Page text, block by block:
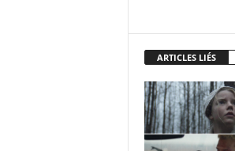
ARTICLES LIÉS